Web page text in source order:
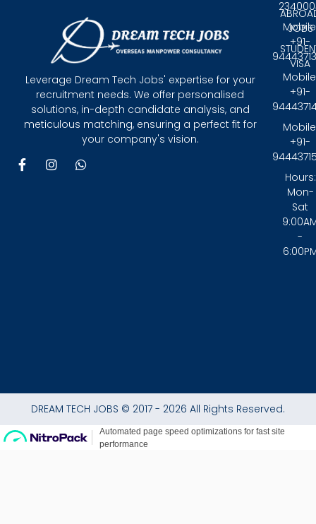
Leverage Dream Tech Jobs' expertise for your
recruitment needs. We offer personalised
solutions, in-depth candidate analysis, and
meticulous matching, ensuring a perfect fit for
your company's vision.
F
a
I
n
W
JOBS
VISA
+91-
+91-
+91-
Hours:
Mon-
Sat
-
DREAM TECH JOBS © 2017 - 2026 All Rights Reserved.